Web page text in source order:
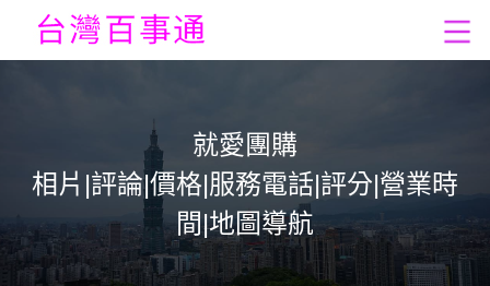
就愛團購
相片|評論|價格|服務電話|評分|營業時
間|地圖導航